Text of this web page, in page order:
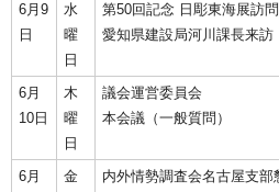
6月9
日
水
曜
日
第50回記念 日彫東海展訪問
愛知県建設局河川課長来訪
6月
10日
木
曜
日
議会運営委員会
本会議（一般質問）
6月
金
内外情勢調査会名古屋支部